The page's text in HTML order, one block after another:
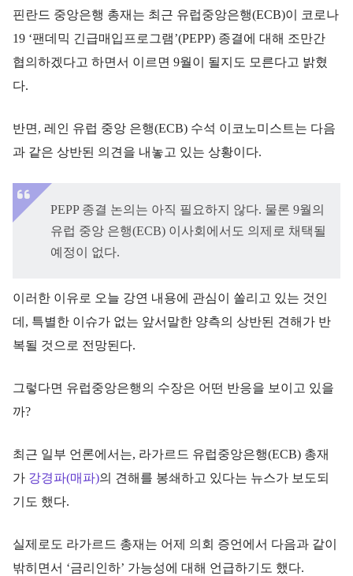
핀란드 중앙은행 총재는 최근 유럽중앙은행(ECB)이 코로나
19 ‘팬데믹 긴급매입프로그램’(PEPP) 종결에 대해 조만간
협의하겠다고 하면서 이르면 9월이 될지도 모른다고 밝혔
다.
반면, 레인 유럽 중앙 은행(ECB) 수석 이코노미스트는 다음
과 같은 상반된 의견을 내놓고 있는 상황이다.
PEPP 종결 논의는 아직 필요하지 않다. 물론 9월의
유럽 중앙 은행(ECB) 이사회에서도 의제로 채택될
예정이 없다.
이러한 이유로 오늘 강연 내용에 관심이 쏠리고 있는 것인
데, 특별한 이슈가 없는 앞서말한 양측의 상반된 견해가 반
복될 것으로 전망된다.
그렇다면 유럽중앙은행의 수장은 어떤 반응을 보이고 있을
까?
최근 일부 언론에서는, 라가르드 유럽중앙은행(ECB) 총재
가 강경파(매파)의 견해를 봉쇄하고 있다는 뉴스가 보도되
기도 했다.
실제로도 라가르드 총재는 어제 의회 증언에서 다음과 같이
밖히면서 ‘금리인하’ 가능성에 대해 언급하기도 했다.